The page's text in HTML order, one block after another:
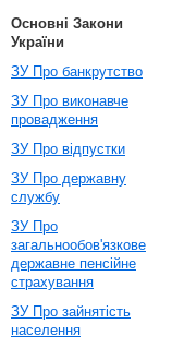
Основні Закони
України
ЗУ Про банкрутство
ЗУ Про виконавче
провадження
ЗУ Про відпустки
ЗУ Про державну
службу
ЗУ Про
загальнообов'язкове
державне пенсійне
страхування
ЗУ Про зайнятість
населення